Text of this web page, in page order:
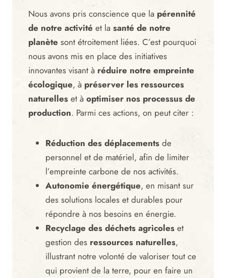
Nous avons pris conscience que la pérennité
de notre activité et la santé de notre
planète sont étroitement liées. C’est pourquoi
nous avons mis en place des initiatives
innovantes visant à réduire notre empreinte
écologique, à préserver les ressources
naturelles et à optimiser nos processus de
production. Parmi ces actions, on peut citer :
Réduction des déplacements de
personnel et de matériel, afin de limiter
l’empreinte carbone de nos activités.
Autonomie énergétique, en misant sur
des solutions locales et durables pour
répondre à nos besoins en énergie.
Recyclage des déchets agricoles et
gestion des ressources naturelles,
illustrant notre volonté de valoriser tout ce
qui provient de la terre, pour en faire un